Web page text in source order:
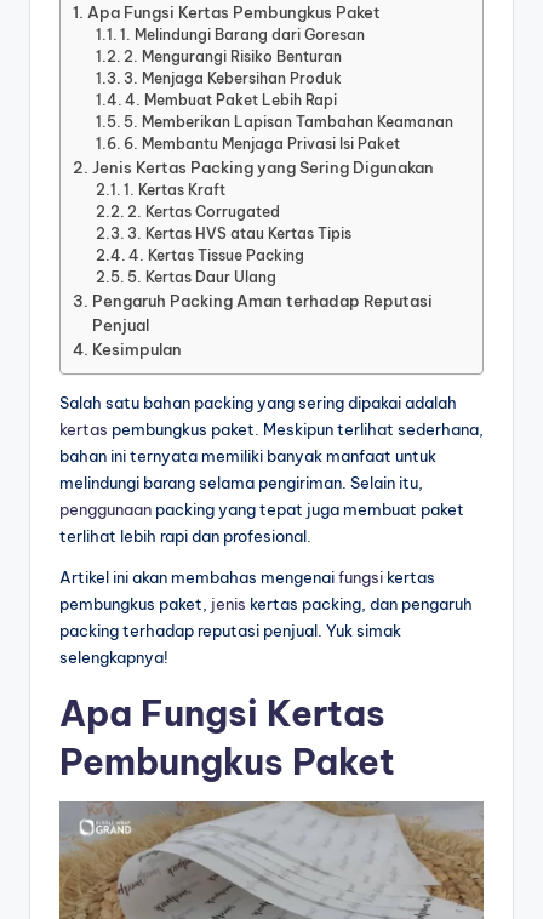
Apa Fungsi Kertas Pembungkus Paket
1. Melindungi Barang dari Goresan
2. Mengurangi Risiko Benturan
3. Menjaga Kebersihan Produk
4. Membuat Paket Lebih Rapi
5. Memberikan Lapisan Tambahan Keamanan
6. Membantu Menjaga Privasi Isi Paket
Jenis Kertas Packing yang Sering Digunakan
1. Kertas Kraft
2. Kertas Corrugated
3. Kertas HVS atau Kertas Tipis
4. Kertas Tissue Packing
5. Kertas Daur Ulang
Pengaruh Packing Aman terhadap Reputasi
Penjual
Kesimpulan
Salah satu bahan packing yang sering dipakai adalah
kertas pembungkus paket. Meskipun terlihat sederhana,
bahan ini ternyata memiliki banyak manfaat untuk
melindungi barang selama pengiriman. Selain itu,
penggunaan packing yang tepat juga membuat paket
terlihat lebih rapi dan profesional.
Artikel ini akan membahas mengenaifungsi kertas
pembungkus paket, jenis kertas packing, dan pengaruh
packing terhadap reputasi penjual. Yuk simak
selengkapnya!
Apa Fungsi Kertas
Pembungkus Paket